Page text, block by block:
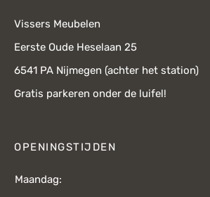
Vissers Meubelen
Eerste Oude Heselaan 25
6541 PA Nijmegen (achter het station)
Gratis parkeren onder de luifel!
OPENINGSTIJDEN
Maandag: